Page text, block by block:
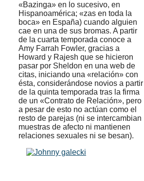
«Bazinga» en lo sucesivo, en
Hispanoamérica; «zas en toda la
boca» en España) cuando alguien
cae en una de sus bromas. A partir
de la cuarta temporada conoce a
Amy Farrah Fowler, gracias a
Howard y Rajesh que se hicieron
pasar por Sheldon en una web de
citas, iniciando una «relación» con
ésta, considerándose novios a partir
de la quinta temporada tras la firma
de un «Contrato de Relación», pero
a pesar de esto no actúan como el
resto de parejas (ni se intercambian
muestras de afecto ni mantienen
relaciones sexuales ni se besan).